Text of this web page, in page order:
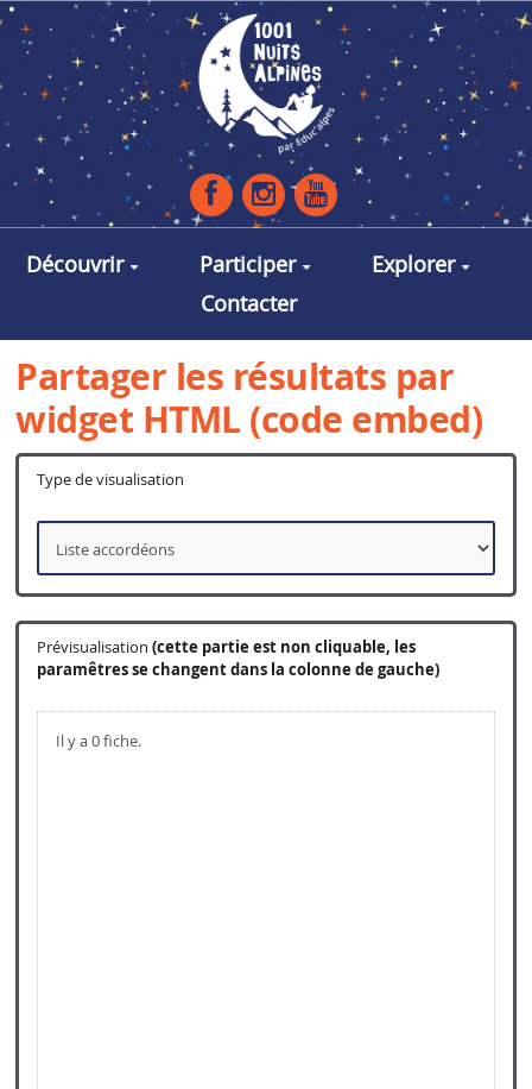
Aller au contenu principal
Découvrir Participer
Explorer
Contacter
Partager les résultats par
widget HTML (code embed)
Type de visualisation
Prévisualisation (cette partie est non cliquable, les
paramêtres se changent dans la colonne de gauche)